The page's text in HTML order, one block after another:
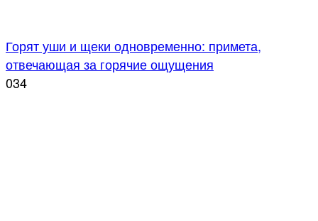
Горят уши и щеки одновременно: примета,
отвечающая за горячие ощущения
034